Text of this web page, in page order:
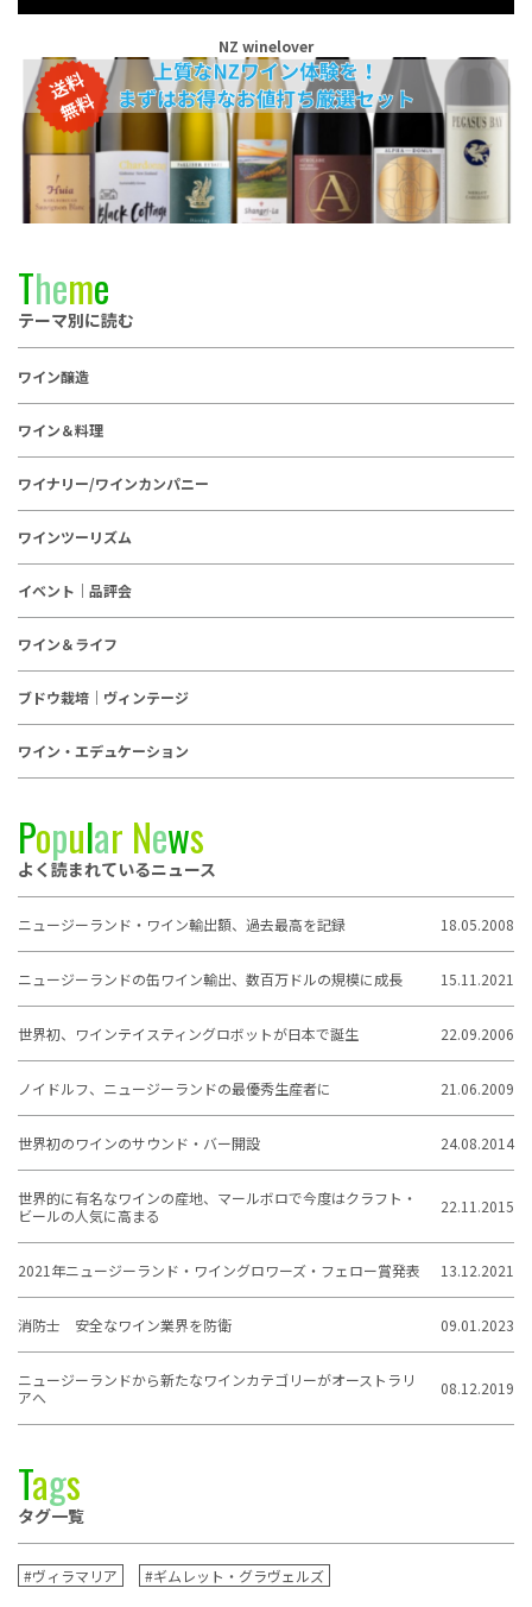
NZ winelover
Theme
テーマ別に読む
ワイン醸造
ワイン＆料理
ワイナリー/ワインカンパニー
ワインツーリズム
イベント｜品評会
ワイン＆ライフ
ブドウ栽培｜ヴィンテージ
ワイン・エデュケーション
Popular News
よく読まれているニュース
ニュージーランド・ワイン輸出額、過去最高を記録 18.05.2008
ニュージーランドの缶ワイン輸出、数百万ドルの規模に成長 15.11.2021
世界初、ワインテイスティングロボットが日本で誕生 22.09.2006
ノイドルフ、ニュージーランドの最優秀生産者に 21.06.2009
世界初のワインのサウンド・バー開設 24.08.2014
世界的に有名なワインの産地、マールボロで今度はクラフト・
ビールの人気に高まる
22.11.2015
2021年ニュージーランド・ワイングロワーズ・フェロー賞発表 13.12.2021
消防士 安全なワイン業界を防衛 09.01.2023
ニュージーランドから新たなワインカテゴリーがオーストラリ
アへ
08.12.2019
Tags
タグ一覧
#ヴィラマリア #ギムレット・グラヴェルズ